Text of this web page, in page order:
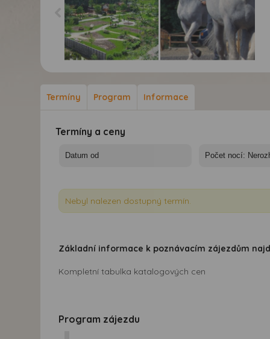
Termíny
Program Informace
Termíny a ceny
Nebyl nalezen dostupný termín.
Základní informace k poznávacím zájezdům
Kompletní tabulka katalogových cen
Program zájezdu